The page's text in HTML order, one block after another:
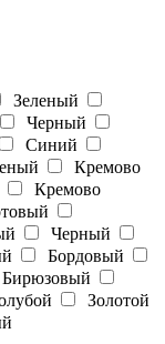
Зеленый
Черный
Синий
Кремово
Кремово
Черный
Бордовый
Бирюзовый
Золотой